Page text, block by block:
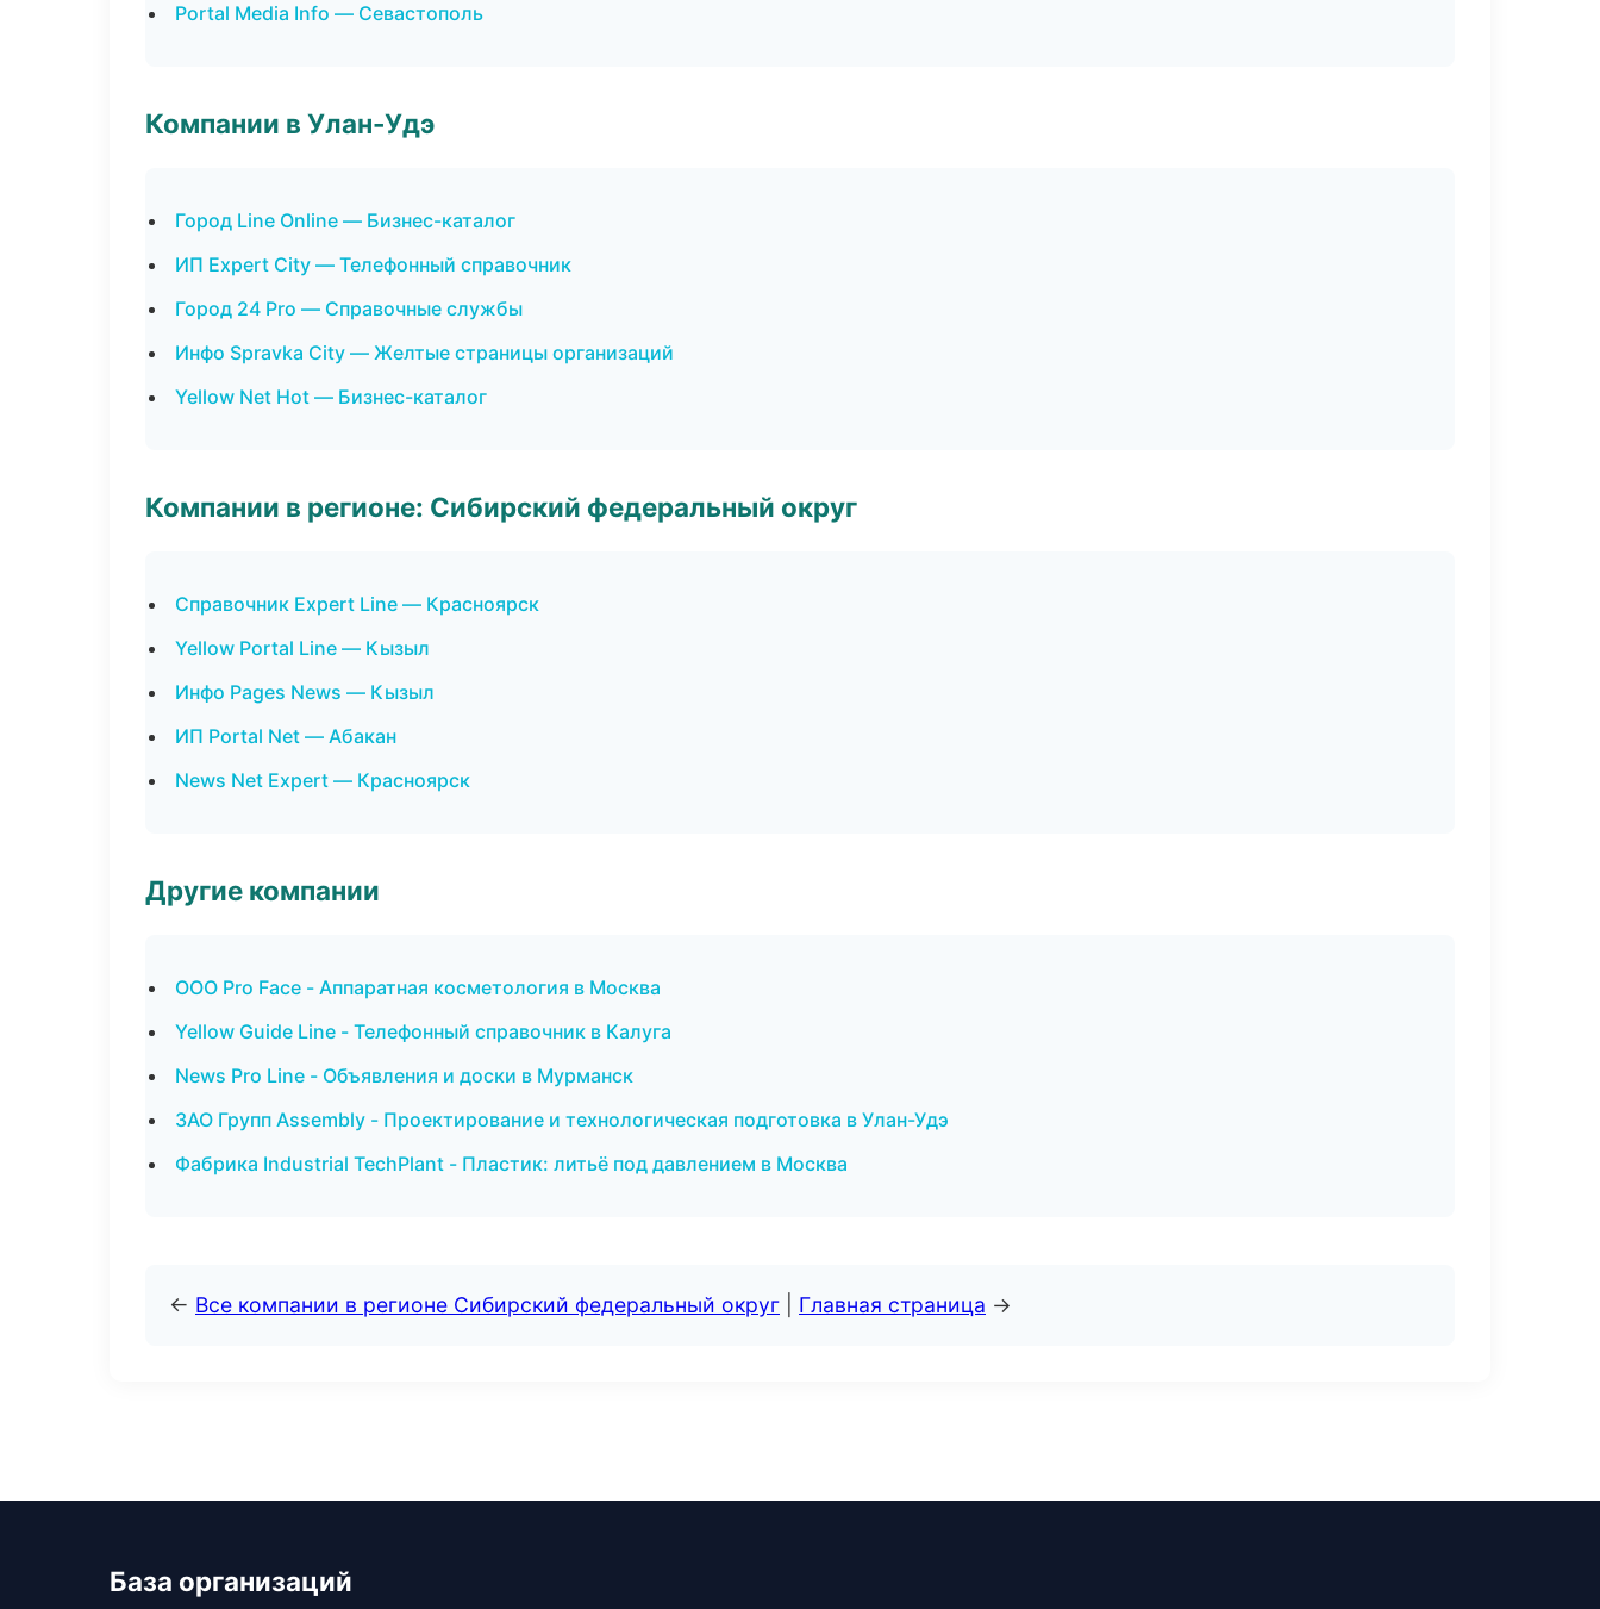
Portal Media Info — Севастополь
Компании в Улан-Удэ
Город Line Online — Бизнес-каталог
ИП Expert City — Телефонный справочник
Город 24 Pro — Справочные службы
Инфо Spravka City — Желтые страницы организаций
Yellow Net Hot — Бизнес-каталог
Компании в регионе: Сибирский федеральный округ
Справочник Expert Line — Красноярск
Yellow Portal Line — Кызыл
Инфо Pages News — Кызыл
ИП Portal Net — Абакан
News Net Expert — Красноярск
Другие компании
ООО Pro Face - Аппаратная косметология в Москва
Yellow Guide Line - Телефонный справочник в Калуга
News Pro Line - Объявления и доски в Мурманск
ЗАО Групп Assembly - Проектирование и технологическая подготовка в Улан-Удэ
Фабрика Industrial TechPlant - Пластик: литьё под давлением в Москва
← Все компании в регионе Сибирский федеральный округ Главная страница →
База организаций